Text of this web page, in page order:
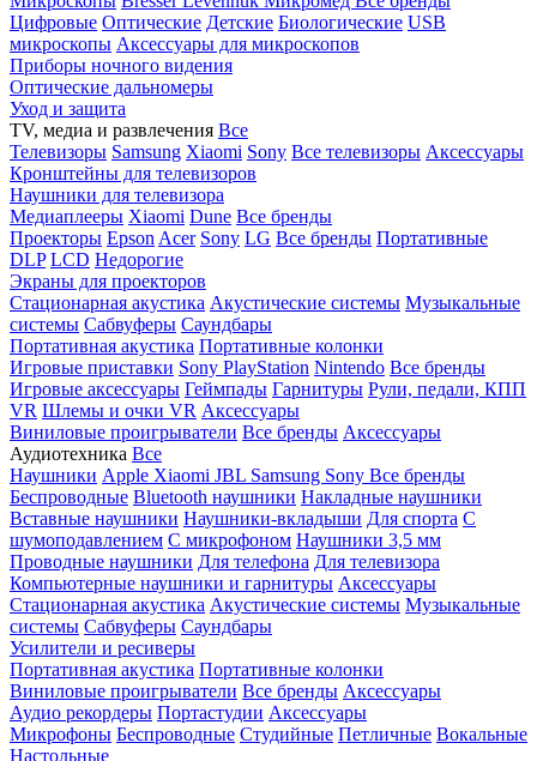
Цифровые Оптические Детские Биологические USB
микроскопы Аксессуары для микроскопов
Приборы ночного видения
Оптические дальномеры
Уход и защита
TV, медиа и развлечения Все
Телевизоры Samsung Xiaomi Sony Все телевизоры Аксессуары
Кронштейны для телевизоров
Наушники для телевизора
Медиаплееры Xiaomi Dune Все бренды
Проекторы Epson Acer Sony LG Все бренды Портативные
DLP LCD Недорогие
Экраны для проекторов
Стационарная акустика Акустические системы Музыкальные
системы Сабвуферы Саундбары
Портативная акустика Портативные колонки
Игровые приставки Sony PlayStation Nintendo Все бренды
Игровые аксессуары Геймпады Гарнитуры Рули, педали, КПП
VR Шлемы и очки VR Аксессуары
Виниловые проигрыватели Все бренды Аксессуары
Аудиотехника Все
Наушники Apple Xiaomi JBL Samsung Sony Все бренды
Беспроводные Bluetooth наушники Накладные наушники
Вставные наушники Наушники-вкладыши Для спорта С
шумоподавлением С микрофоном Наушники 3,5 мм
Проводные наушники Для телефона Для телевизора
Компьютерные наушники и гарнитуры Аксессуары
Стационарная акустика Акустические системы Музыкальные
системы Сабвуферы Саундбары
Усилители и ресиверы
Портативная акустика Портативные колонки
Виниловые проигрыватели Все бренды Аксессуары
Аудио рекордеры Портастудии Аксессуары
Микрофоны Беспроводные Студийные Петличные Вокальные
Настольные